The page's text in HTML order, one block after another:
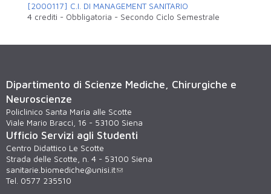
[2000117] C.I. DI MANAGEMENT SANITARIO
4 crediti - Obbligatoria - Secondo Ciclo Semestrale
Dipartimento di Scienze Mediche, Chirurgiche e
Neuroscienze
Policlinico Santa Maria alle Scotte
Viale Mario Bracci, 16 - 53100 Siena
Ufficio Servizi agli Studenti
Centro Didattico Le Scotte
Strada delle Scotte, n. 4 - 53100 Siena
sanitarie.biomediche@unisi.it
Tel. 0577 235510